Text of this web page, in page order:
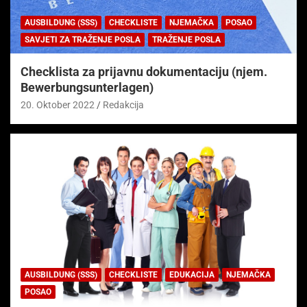
AUSBILDUNG (SSS) CHECKLISTE NJEMAČKA
POSAO
SAVJETI ZA TRAŽENJE POSLA
TRAŽENJE POSLA
Checklista za prijavnu dokumentaciju (njem.
Bewerbungsunterlagen)
20. Oktober 2022 Redakcija
AUSBILDUNG (SSS) CHECKLISTE EDUKACIJA
NJEMAČKA
POSAO